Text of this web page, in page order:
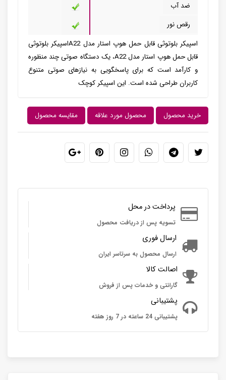
ضد آب
رقص نور
اسپیکر بلوتوثی قابل حمل هوپ استار مدل A22اسپیکر بلوتوثی
قابل حمل هوپ استار مدل A22، یک دستگاه صوتی چند منظوره
و کارآمد است که برای پاسخگویی به نیازهای صوتی متنوع
کاربران طراحی شده است. این اسپیکر کوچک
خرید محصول محصول مورد علاقه مقایسه محصول
پرداخت در محل
تسویه پس از دریافت محصول
ارسال فوری
ارسال محصول به سرتاسر ایران
اصالت کالا
گارانتی و خدمات پس از فروش
پشتیبانی
پشتیبانی 24 ساعته در 7 روز هفته